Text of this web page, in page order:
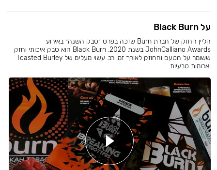
על Black Burn
הליין החזק של חברת Burn שזכה בפרס ״טבק השנה״ באירוע
JohnCalliano Awards בשנת 2020. Black Burn הוא טבק איכותי וחזק
ששומר על הטעם והחוזק לאורך זמן רב. עשוי מעלים של Toasted Burley
וארומות טבעיות.